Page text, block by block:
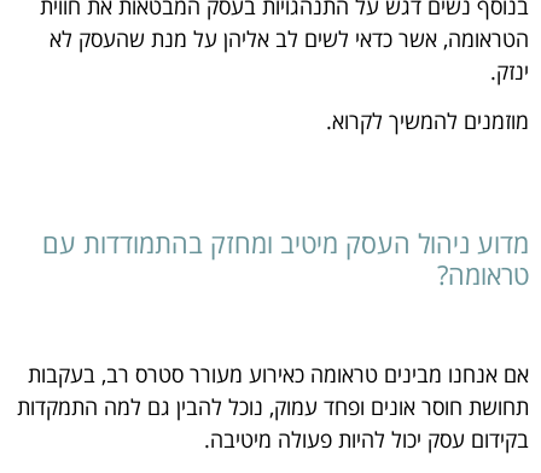
בנוסף נשים דגש על התנהגויות בעסק המבטאות את חווית
הטראומה, אשר כדאי לשים לב אליהן על מנת שהעסק לא
ינזק.
מוזמנים להמשיך לקרוא.
מדוע ניהול העסק מיטיב ומחזק בהתמודדות עם
טראומה?
אם אנחנו מבינים טראומה כאירוע מעורר סטרס רב, בעקבות
תחושת חוסר אונים ופחד עמוק, נוכל להבין גם למה התמקדות
בקידום עסק יכול להיות פעולה מיטיבה.